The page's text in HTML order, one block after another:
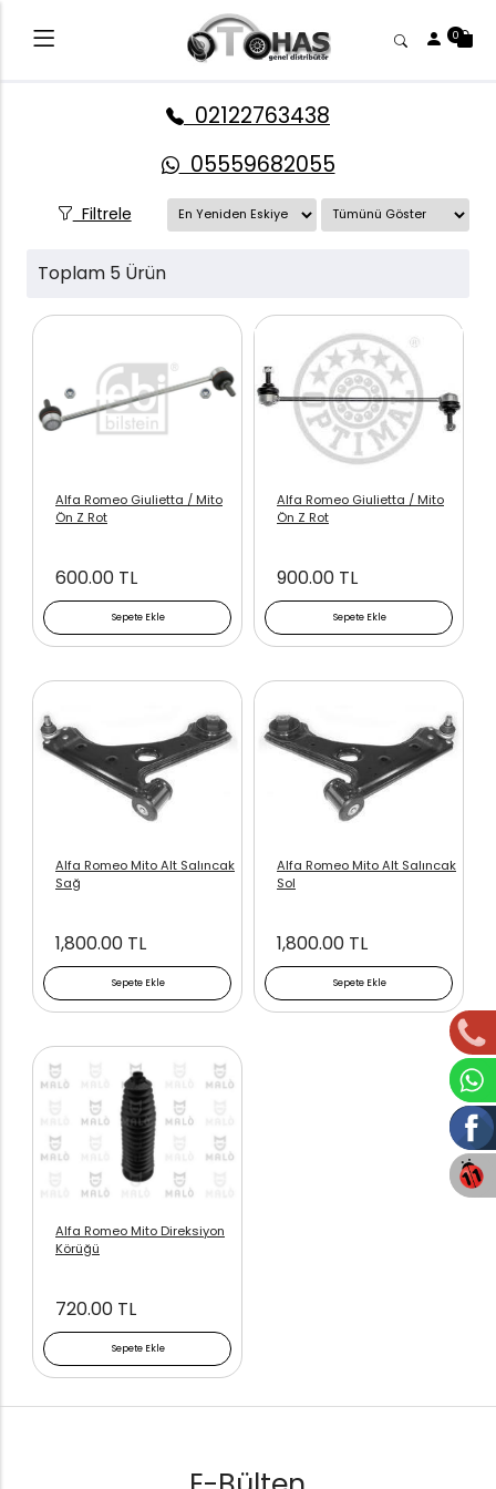
0
02122763438
05559682055
Filtrele
Toplam 5 Ürün
Sepete Ekle
Alfa Romeo Giulietta / Mito
Ön Z Rot
600.00 TL
Sepete Ekle
Alfa Romeo Giulietta / Mito
Ön Z Rot
900.00 TL
Sepete Ekle
Alfa Romeo Mito Alt Salıncak
Sağ
1,800.00 TL
Sepete Ekle
Alfa Romeo Mito Alt Salıncak
Sol
1,800.00 TL
Sepete Ekle
Alfa Romeo Mito Direksiyon
Körüğü
720.00 TL